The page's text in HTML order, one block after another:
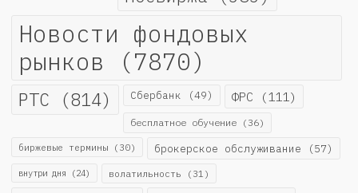
Новости фондовых
рынков (7870)
РТС (814) Сбербанк (49) ФРС (111)
бесплатное обучение (36)
биржевые термины (30) брокерское обслуживание (57)
внутри дня (24) волатильность (31)